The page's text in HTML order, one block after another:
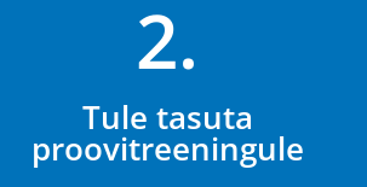
2.
Tule tasuta
proovitreeningule